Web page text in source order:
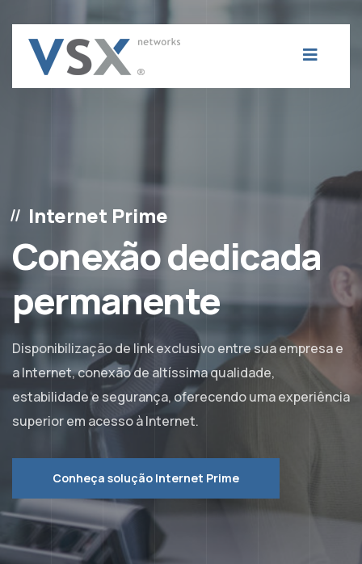
Internet Prime
Conexão dedicada
permanente
Disponibilização de link exclusivo entre sua empresa e
a Internet, conexão de altíssima qualidade,
estabilidade e segurança, oferecendo uma experiência
superior em acesso à Internet.
Conheça solução Internet Prime